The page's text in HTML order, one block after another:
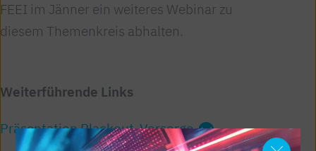
FEEI im Jänner ein weiteres Webinar zu
diesem Themenkreis abhalten.
Weiterführende Links
Präsentation Blackout-Vorsorge